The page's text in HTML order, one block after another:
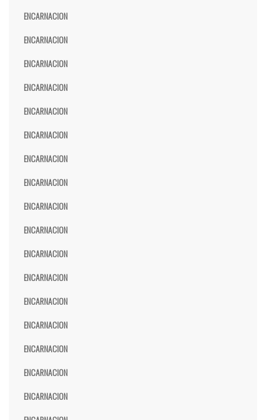
ENCARNACION
ENCARNACION
ENCARNACION
ENCARNACION
ENCARNACION
ENCARNACION
ENCARNACION
ENCARNACION
ENCARNACION
ENCARNACION
ENCARNACION
ENCARNACION
ENCARNACION
ENCARNACION
ENCARNACION
ENCARNACION
ENCARNACION